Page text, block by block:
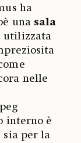
ha
una sala
utilizzata
nelle
interno è
sia per la